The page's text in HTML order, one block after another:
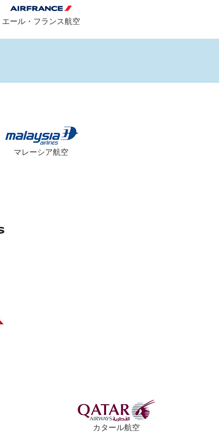
エール・フランス航空
マレーシア航空
カタール航空